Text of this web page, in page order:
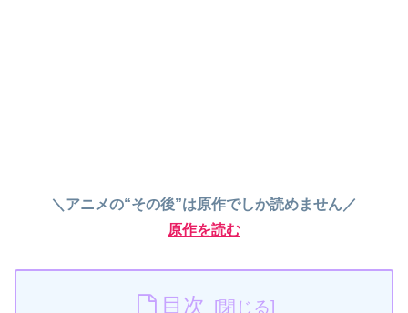
＼アニメの“その後”は原作でしか読めません／
原作を読む
目次